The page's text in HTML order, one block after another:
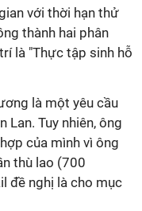
với thời hạn thử
thành hai phân
là "Thực tập sinh hỗ
là một yêu cầu
Lan. Tuy nhiên, ông
của mình vì ông
thù lao (700
đề nghị là cho mục